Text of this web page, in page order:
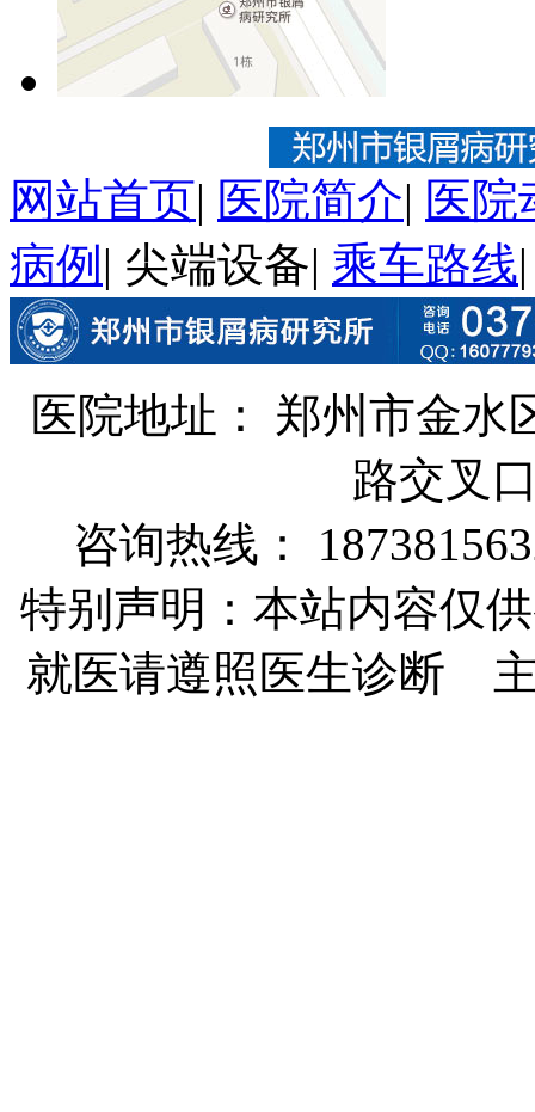
网站首页| 医院简介| 医院
病例 | 尖端设备| 乘车路线
医院地址： 郑州市金水
路交叉
咨询热线：
特别声明：本站内容仅
就医请遵照医生诊断